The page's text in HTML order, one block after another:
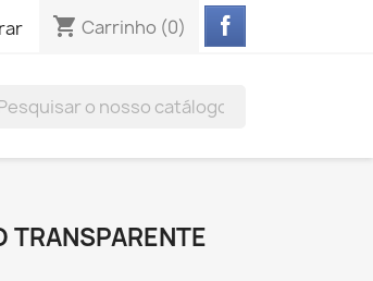
shopping_cart Carrinho (0)
TRANSPARENTE